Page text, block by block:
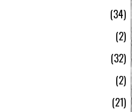
34
2
32
2
21